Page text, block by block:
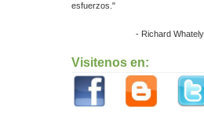
esfuerzos."
- Richard Whately
Visitenos en: